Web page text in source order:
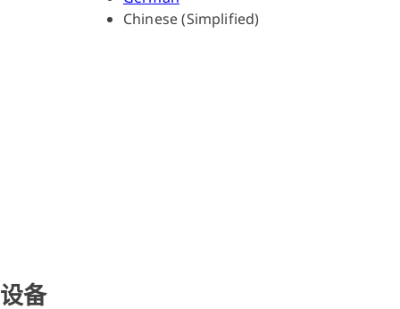
Chinese (Simplified)
设备